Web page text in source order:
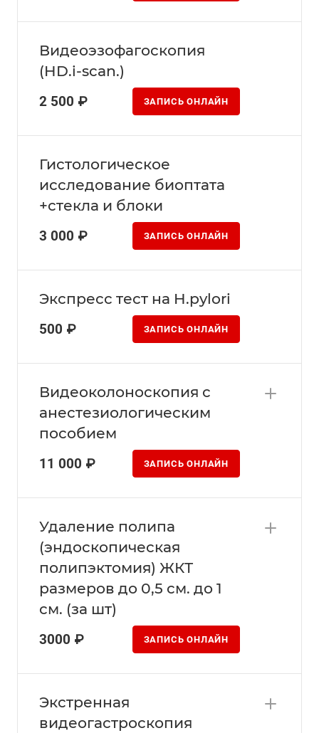
Видеоэзофагоскопия
(HD.i-scan.)
2 500 ₽ ЗАПИСЬ ОНЛАЙН
Гистологическое
исследование биоптата
+стекла и блоки
3 000 ₽ ЗАПИСЬ ОНЛАЙН
Экспресс тест на H.pylori
500 ₽ ЗАПИСЬ ОНЛАЙН
Видеоколоноскопия с
анестезиологическим
пособием
11 000 ₽ ЗАПИСЬ ОНЛАЙН
Удаление полипа
(эндоскопическая
полипэктомия) ЖКТ
размеров до 0,5 см. до 1
см. (за шт)
3000 ₽ ЗАПИСЬ ОНЛАЙН
Экстренная
видеогастроскопия